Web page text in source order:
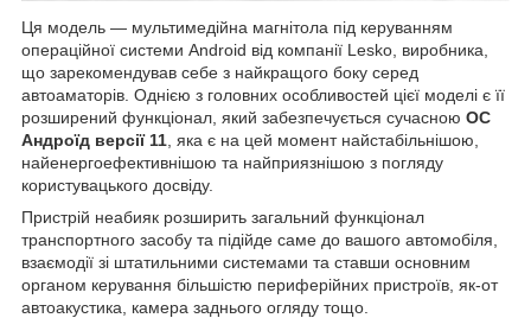
Ця модель — мультимедійна магнітола під керуванням
операційної системи Android від компанії Lesko, виробника,
що зарекомендував себе з найкращого боку серед
автоаматорів. Однією з головних особливостей цієї моделі є її
розширений функціонал, який забезпечується сучасною ОС
Андроїд версії 11 , яка є на цей момент найстабільнішою,
найенергоефективнішою та найприязнішою з погляду
користувацького досвіду.
Пристрій неабияк розширить загальний функціонал
транспортного засобу та підійде саме до вашого автомобіля,
взаємодії зі штатильними системами та ставши основним
органом керування більшістю периферійних пристроїв, як-от
автоакустика, камера заднього огляду тощо.